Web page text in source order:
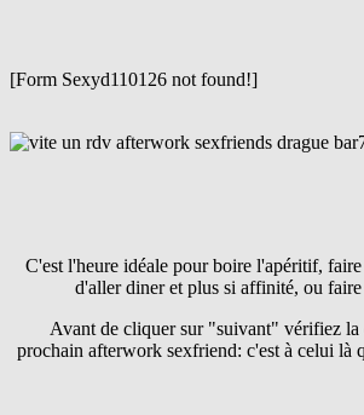
[Form Sexyd110126 not found!]
C'est l'heure idéale pour boire l'apéritif, faire
d'aller diner et plus si affinité, ou faire
Avant de cliquer sur "suivant" vérifiez la
prochain afterwork sexfriend: c'est à celui là